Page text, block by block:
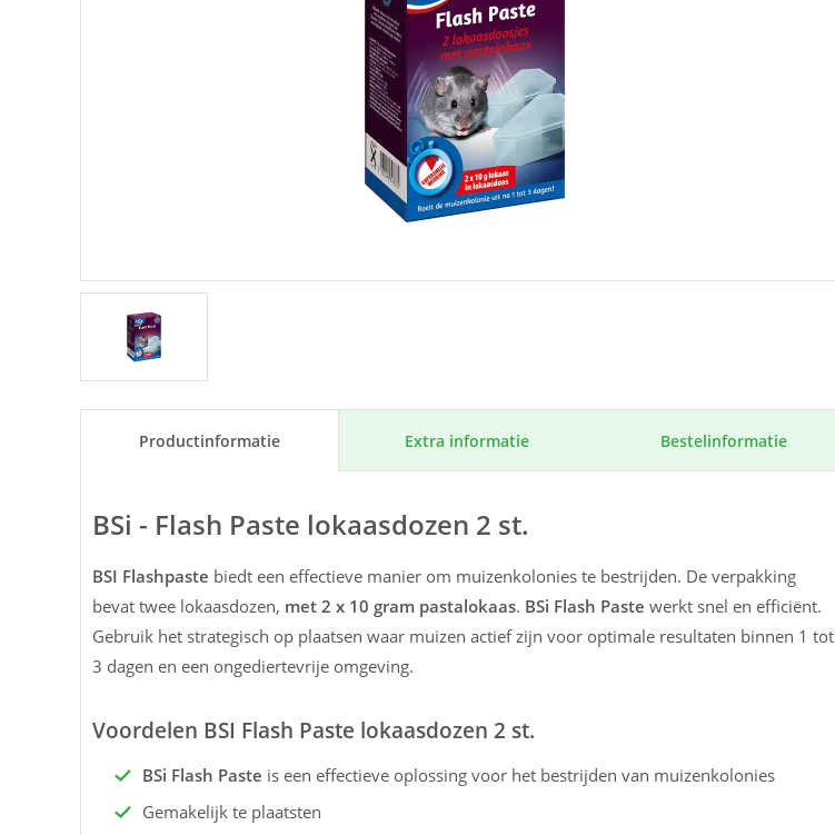
Product­informatie Extra informatie Bestel­informatie
BSi - Flash Paste lokaasdozen 2 st.
BSI Flashpaste biedt een effectieve manier om muizenkolonies te bestrijden. De verpakking
bevat twee lokaasdozen, met 2 x 10 gram pastalokaas. BSi Flash Paste werkt snel en efficiënt.
Gebruik het strategisch op plaatsen waar muizen actief zijn voor optimale resultaten binnen 1 tot
3 dagen en een ongediertevrije omgeving.
Voordelen BSI Flash Paste lokaasdozen 2 st.
BSi Flash Paste is een effectieve oplossing voor het bestrijden van muizenkolonies
Gemakelijk te plaatsten